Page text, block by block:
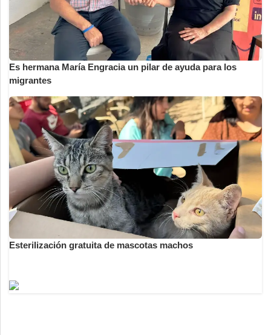
Es hermana María Engracia un pilar de ayuda para los
migrantes
Esterilización gratuita de mascotas machos